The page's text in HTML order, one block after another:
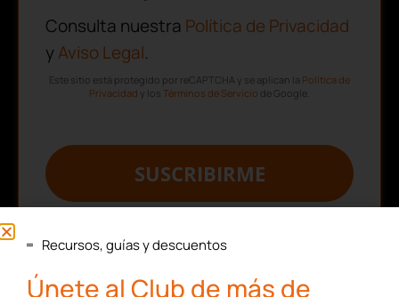
Consulta nuestra Política de Privacidad
y Aviso Legal.
Este sitio está protegido por reCAPTCHA y se aplican la Política de
Privacidad y los Términos de Servicio de Google.
SUSCRIBIRME
Recursos, guías y descuentos
Únete al Club de más de